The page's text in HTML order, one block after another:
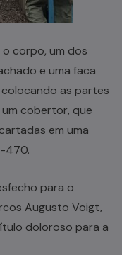
corpo, um dos
e uma faca
as partes
cobertor, que
em uma
470.
para o
Augusto Voigt,
doloroso para a